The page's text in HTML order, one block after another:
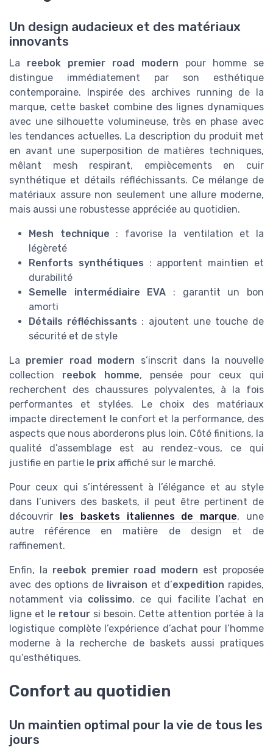
Un design audacieux et des matériaux
innovants
La reebok premier road modern pour homme se
distingue immédiatement par son esthétique
contemporaine. Inspirée des archives running de la
marque, cette basket combine des lignes dynamiques
avec une silhouette volumineuse, très en phase avec
les tendances actuelles. La description du produit met
en avant une superposition de matières techniques,
mêlant mesh respirant, empiècements en cuir
synthétique et détails réfléchissants. Ce mélange de
matériaux assure non seulement une allure moderne,
mais aussi une robustesse appréciée au quotidien.
Mesh technique : favorise la ventilation et la
légèreté
Renforts synthétiques : apportent maintien et
durabilité
Semelle intermédiaire EVA : garantit un bon
amorti
Détails réfléchissants : ajoutent une touche de
sécurité et de style
La premier road modern s’inscrit dans la nouvelle
collection reebok homme, pensée pour ceux qui
recherchent des chaussures polyvalentes, à la fois
performantes et stylées. Le choix des matériaux
impacte directement le confort et la performance, des
aspects que nous aborderons plus loin. Côté finitions, la
qualité d’assemblage est au rendez-vous, ce qui
justifie en partie le prix affiché sur le marché.
Pour ceux qui s’intéressent à l’élégance et au style
dans l’univers des baskets, il peut être pertinent de
découvrir
les baskets italiennes de marque, une
autre référence en matière de design et de
raffinement.
Enfin, la reebok premier road modern est proposée
avec des options de livraison et d’expedition rapides,
notamment via colissimo, ce qui facilite l’achat en
ligne et le retoursi besoin. Cette attention portée à la
logistique complète l’expérience d’achat pour l’homme
moderne à la recherche de baskets aussi pratiques
qu’esthétiques.
Confort au quotidien
Un maintien optimal pour la vie de tous les
jours